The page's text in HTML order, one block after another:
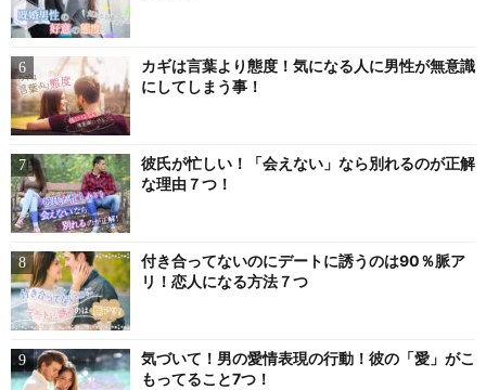
カギは言葉より態度！気になる人に男性が無意識
にしてしまう事！
彼氏が忙しい！「会えない」なら別れるのが正解
な理由７つ！
付き合ってないのにデートに誘うのは90％脈ア
リ！恋人になる方法７つ
気づいて！男の愛情表現の行動！彼の「愛」がこ
もってること7つ！